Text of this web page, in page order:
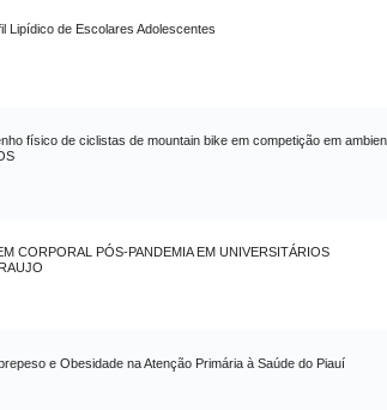
Lipídico de Escolares Adolescentes
físico de ciclistas de mountain bike em competição em
CORPORAL PÓS-PANDEMIA EM UNIVERSITÁRIOS
e Obesidade na Atenção Primária à Saúde do Piauí